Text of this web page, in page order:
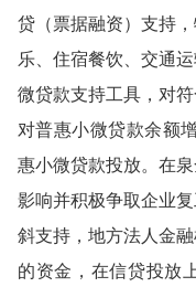
贷（票据融资）支持
乐、住宿餐饮、交通
微贷款支持工具，对
对普惠小微贷款余额
惠小微贷款投放。在
影响并积极争取企业
斜支持，地方法人金
的资金，在信贷投放